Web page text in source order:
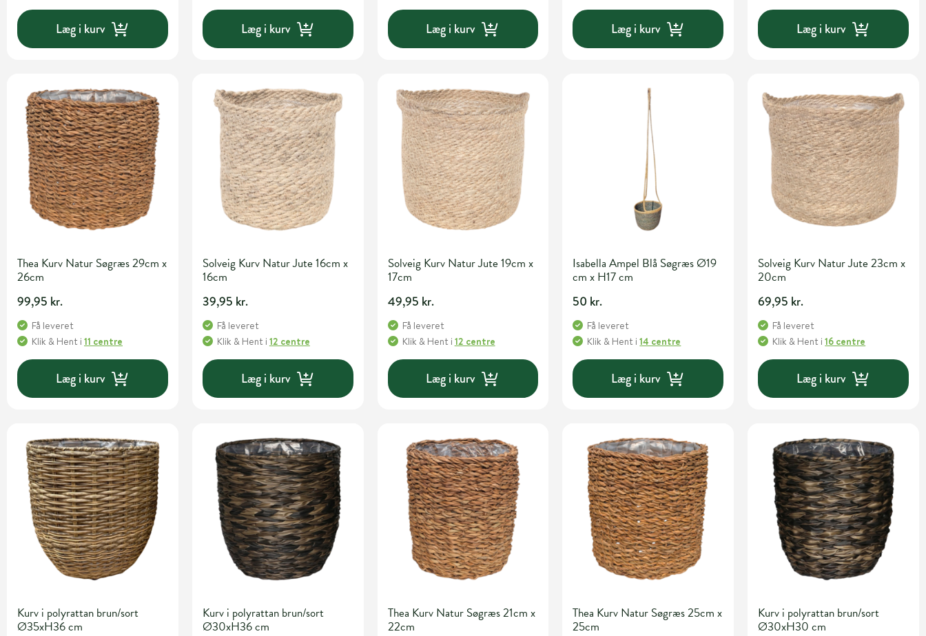
Læg i kurv Læg i kurv Læg i kurv Læg i kurv Læg i kurv
Thea Kurv Natur Søgræs 29cm x
26cm
99,95 kr.
Få leveret
Klik & Hent i 11 centre
Læg i kurv
Solveig Kurv Natur Jute 16cm x
16cm
39,95 kr.
Få leveret
Klik & Hent i 12 centre
Læg i kurv
Solveig Kurv Natur Jute 19cm x
17cm
49,95 kr.
Få leveret
Klik & Hent i 12 centre
Læg i kurv
Isabella Ampel Blå Søgræs Ø19
cm x H17 cm
50 kr.
Få leveret
Klik & Hent i14 centre
Læg i kurv
Solveig Kurv Natur Jute 23cm x
20cm
69,95 kr.
Få leveret
Klik & Hent i16 centre
Læg i kurv
Kurv i polyrattan brun/sort
Ø35xH36 cm
Kurv i polyrattan brun/sort
Ø30xH36 cm
Thea Kurv Natur Søgræs 21cm x
22cm
Thea Kurv Natur Søgræs 25cm x
25cm
Kurv i polyrattan brun/sort
Ø30xH30 cm